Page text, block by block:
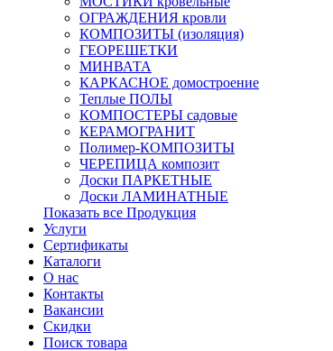
ОГРАЖДЕНИЯ кровли
КОМПОЗИТЫ (изоляция)
ГЕОРЕШЕТКИ
МИНВАТА
КАРКАСНОЕ домостроение
Теплые ПОЛЫ
КОМПОСТЕРЫ садовые
КЕРАМОГРАНИТ
Полимер-КОМПОЗИТЫ
ЧЕРЕПИЦА композит
Доски ПАРКЕТНЫЕ
Доски ЛАМИНАТНЫЕ
Показать все Продукция
Услуги
Сертификаты
Каталоги
О нас
Контакты
Вакансии
Скидки
Поиск товара